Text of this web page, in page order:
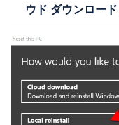
ウド ダウンロード